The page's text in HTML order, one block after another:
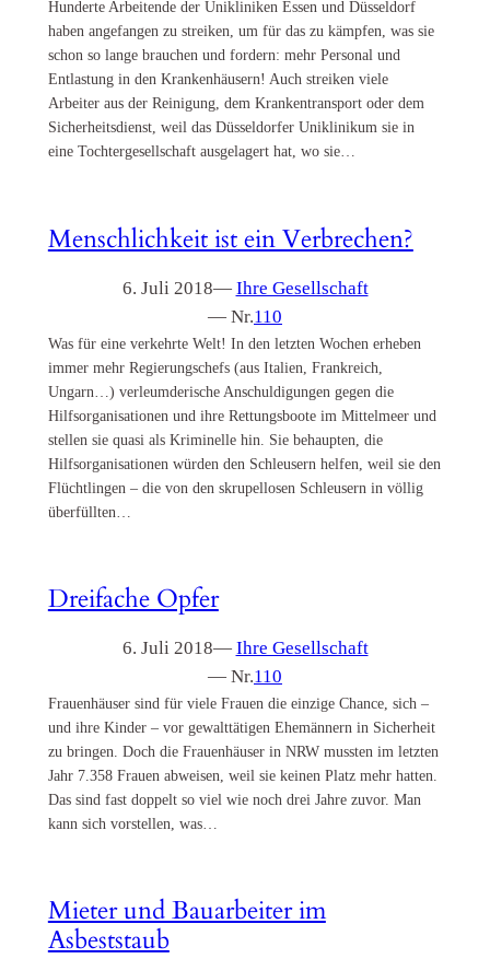
Hunderte Arbeitende der Unikliniken Essen und Düsseldorf
haben angefangen zu streiken, um für das zu kämpfen, was sie
schon so lange brauchen und fordern: mehr Personal und
Entlastung in den Krankenhäusern! Auch streiken viele
Arbeiter aus der Reinigung, dem Krankentransport oder dem
Sicherheitsdienst, weil das Düsseldorfer Uniklinikum sie in
eine Tochtergesellschaft ausgelagert hat, wo sie…
Menschlichkeit ist ein Verbrechen?
6. Juli 2018— Ihre Gesellschaft
— Nr.110
Was für eine verkehrte Welt! In den letzten Wochen erheben
immer mehr Regierungschefs (aus Italien, Frankreich,
Ungarn…) verleumderische Anschuldigungen gegen die
Hilfsorganisationen und ihre Rettungsboote im Mittelmeer und
stellen sie quasi als Kriminelle hin. Sie behaupten, die
Hilfsorganisationen würden den Schleusern helfen, weil sie den
Flüchtlingen – die von den skrupellosen Schleusern in völlig
überfüllten…
Dreifache Opfer
6. Juli 2018— Ihre Gesellschaft
— Nr.110
Frauenhäuser sind für viele Frauen die einzige Chance, sich –
und ihre Kinder – vor gewalttätigen Ehemännern in Sicherheit
zu bringen. Doch die Frauenhäuser in NRW mussten im letzten
Jahr 7.358 Frauen abweisen, weil sie keinen Platz mehr hatten.
Das sind fast doppelt so viel wie noch drei Jahre zuvor. Man
kann sich vorstellen, was…
Mieter und Bauarbeiter im
Asbeststaub